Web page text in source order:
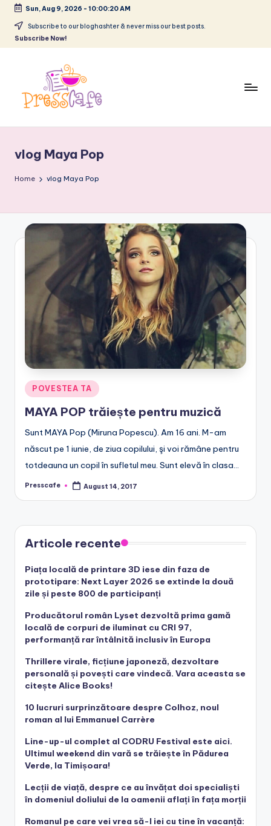
Skip
Sun, Aug 9, 2026 - 10:00:20 AM
Subscribe to our bloghashter & never miss our best posts.
Subscribe Now!
e
s
c
a
e
r
urbane
vlog Maya Pop
Home vlog Maya Pop
Posted
POVESTEA TA
MAYA POP trăiește pentru muzică
Sunt MAYA Pop (Miruna Popescu). Am 16 ani. M-am
născut pe 1 iunie, de ziua copilului, şi voi rămâne pentru
totdeauna un copil în sufletul meu. Sunt elevă în clasa…
Posted
Presscafe August 14, 2017
Articole recente
Piața locală de printare 3D iese din faza de
prototipare: Next Layer 2026 se extinde la două
zile și peste 800 de participanți
Producătorul român Lyset dezvoltă prima gamă
locală de corpuri de iluminat cu CRI 97,
performanță rar întâlnită inclusiv în Europa
Thrillere virale, ficțiune japoneză, dezvoltare
personală și povești care vindecă. Vara aceasta se
citește Alice Books!
10 lucruri surprinzătoare despre Colhoz, noul
roman al lui Emmanuel Carrère
Line-up-ul complet al CODRU Festival este aici.
Ultimul weekend din vară se trăiește în Pădurea
Verde, la Timișoara!
Lecții de viață, despre ce au învățat doi specialiști
în domeniul doliului de la oamenii aflați în fața morții
Romanul pe care vei vrea să-l iei cu tine în vacanță: